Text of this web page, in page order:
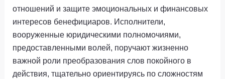
отношений и защите эмоциональных и финансовых
интересов бенефициаров. Исполнители,
вооруженные юридическими полномочиями,
предоставленными волей, поручают жизненно
важной роли преобразования слов покойного в
действия, тщательно ориентируясь по сложностям